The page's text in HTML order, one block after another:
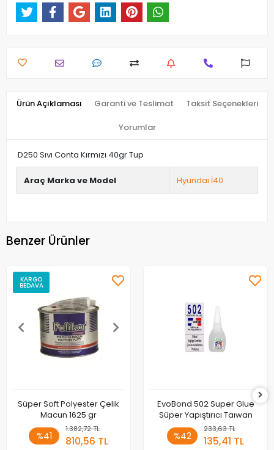
Ürün Açıklaması Garanti ve Teslimat Taksit Seçenekleri
Yorumlar
D250 Sıvı Conta Kırmızı 40gr Tup
Araç Marka ve Model Hyundai İ40
Benzer Ürünler
KARGO
BEDAVA
Süper Soft Polyester Çelik
Macun 1625 gr
%41
1.382,72 TL
810,56 TL
EvoBond 502 Super Glue
Süper Yapıştırıcı Taıwan
%42
233,63 TL
135,41 TL